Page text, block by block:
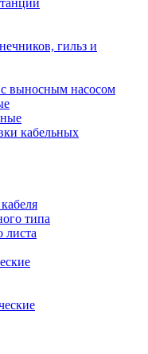
гильз и
выносным насосом
кабельных
типа
листа